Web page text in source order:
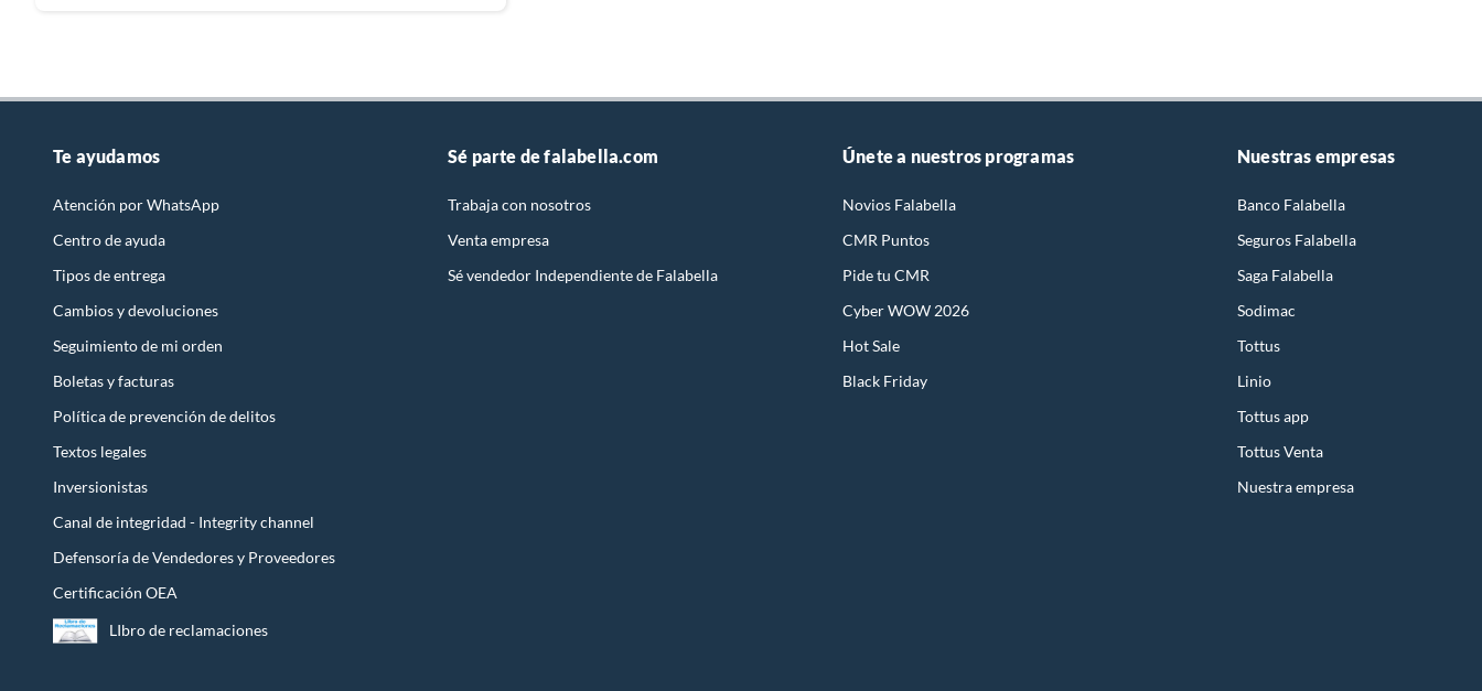
Te ayudamos
Atención por WhatsApp
Centro de ayuda
Tipos de entrega
Cambios y devoluciones
Seguimiento de mi orden
Boletas y facturas
Política de prevención de delitos
Textos legales
Inversionistas
Canal de integridad - Integrity channel
Defensoría de Vendedores y Proveedores
Certificación OEA
LIbro de reclamaciones
Sé parte de falabella.com
Trabaja con nosotros
Venta empresa
Sé vendedor Independiente de Falabella
Únete a nuestros programas
Novios Falabella
CMR Puntos
Pide tu CMR
Cyber WOW 2026
Hot Sale
Black Friday
Nuestras empresas
Banco Falabella
Seguros Falabella
Saga Falabella
Sodimac
Tottus
Linio
Tottus app
Tottus Venta
Nuestra empresa